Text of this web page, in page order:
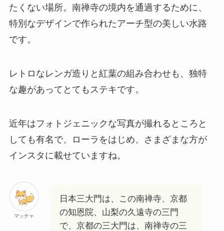
たくない場所。南禅寺の境内を通過するために、
特別なデザインで作られたアーチ型の美しい水路
です。
レトロなレンガ造りと紅葉の組み合わせも、独特
な趣があってとてもステキです。
近年はフォトジェニックな写真が撮れるところと
しても有名で、ローラをはじめ、さまざまな方が
インスタに載せていますね。
マッチャ
日本三大門は、この南禅寺、京都
の知恩院、山梨の久遠寺の三門
で、京都の三大門は、南禅寺の三